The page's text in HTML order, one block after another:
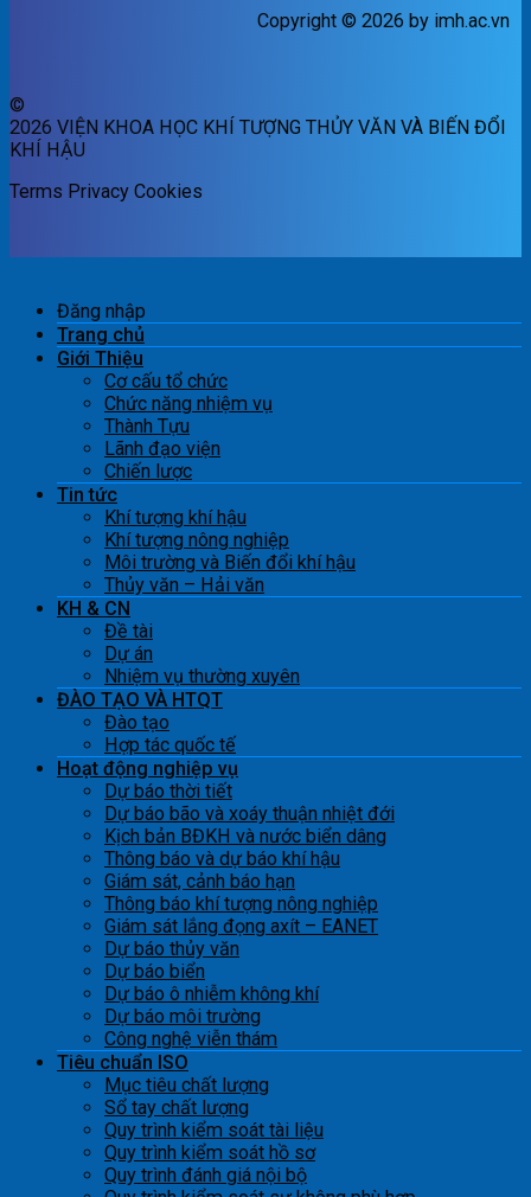
Copyright © 2026 by imh.ac.vn
©
2026 VIỆN KHOA HỌC KHÍ TƯỢNG THỦY VĂN VÀ BIẾN ĐỔI
KHÍ HẬU
Terms Privacy Cookies
Đăng nhập
Trang chủ
Giới Thiệu
Cơ cấu tổ chức
Chức năng nhiệm vụ
Thành Tựu
Lãnh đạo viện
Chiến lược
Tin tức
Khí tượng khí hậu
Khí tượng nông nghiệp
Môi trường và Biến đổi khí hậu
Thủy văn – Hải văn
KH & CN
Đề tài
Dự án
Nhiệm vụ thường xuyên
ĐÀO TẠO VÀ HTQT
Đào tạo
Hợp tác quốc tế
Hoạt động nghiệp vụ
Dự báo thời tiết
Dự báo bão và xoáy thuận nhiệt đới
Kịch bản BĐKH và nước biển dâng
Thông báo và dự báo khí hậu
Giám sát, cảnh báo hạn
Thông báo khí tượng nông nghiệp
Giám sát lắng đọng axít – EANET
Dự báo thủy văn
Dự báo biển
Dự báo ô nhiễm không khí
Dự báo môi trường
Công nghệ viễn thám
Tiêu chuẩn ISO
Mục tiêu chất lượng
Sổ tay chất lượng
Quy trình kiểm soát tài liệu
Quy trình kiểm soát hồ sơ
Quy trình đánh giá nội bộ